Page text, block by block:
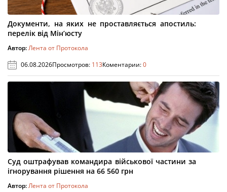
Документи, на яких не проставляється апостиль:
перелік від Мін’юсту
Автор:Лента от Протокола
06.08.2026Просмотров: 113Коментарии:0
Суд оштрафував командира військової частини за
ігнорування рішення на 66 560 грн
Автор:Лента от Протокола